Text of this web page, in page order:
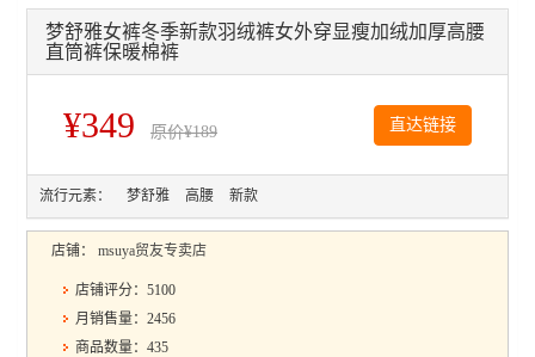
梦舒雅女裤冬季新款羽绒裤女外穿显瘦加绒加厚高腰
直筒裤保暖棉裤
¥349 原价¥189 直达链接
流行元素： 梦舒雅 高腰 新款
店铺： msuya贸友专卖店
店铺评分：5100
月销售量：2456
商品数量：435